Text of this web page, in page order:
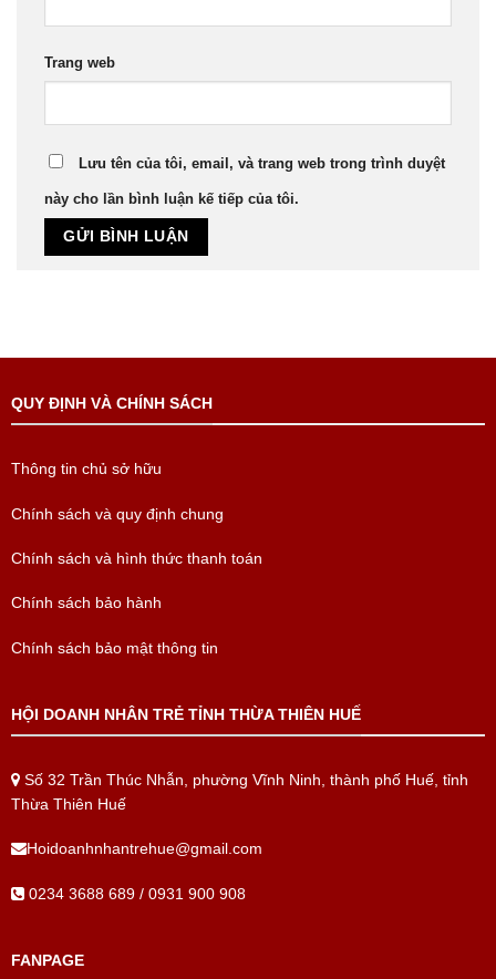
Trang web
Lưu tên của tôi, email, và trang web trong trình duyệt
này cho lần bình luận kế tiếp của tôi.
QUY ĐỊNH VÀ CHÍNH SÁCH
Thông tin chủ sở hữu
Chính sách và quy định chung
Chính sách và hình thức thanh toán
Chính sách bảo hành
Chính sách bảo mật thông tin
HỘI DOANH NHÂN TRẺ TỈNH THỪA THIÊN HUẾ
Số 32 Trần Thúc Nhẫn, phường Vĩnh Ninh, thành phố Huế, tỉnh
Thừa Thiên Huế
Hoidoanhnhantrehue@gmail.com
0234 3688 689 / 0931 900 908
FANPAGE